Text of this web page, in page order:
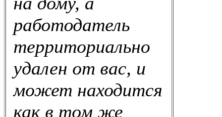
работодатель
территориально
удален от вас, и
может находится
как в том же